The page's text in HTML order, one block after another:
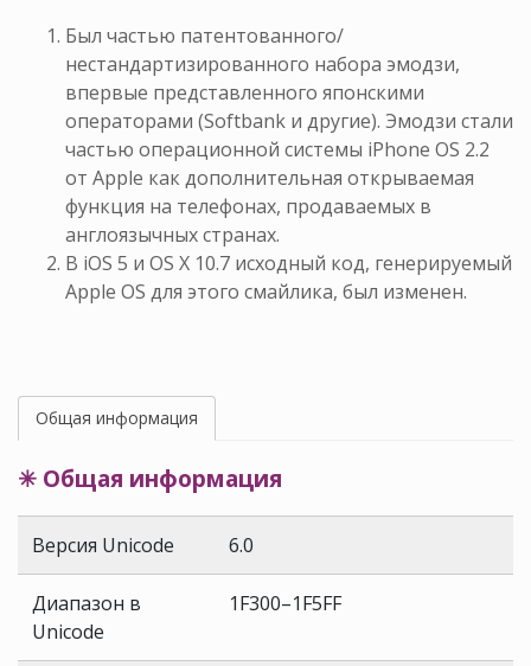
Был частью патентованного/
нестандартизированного набора эмодзи,
впервые представленного японскими
операторами (Softbank и другие). Эмодзи стали
частью операционной системы iPhone OS 2.2
от Apple как дополнительная открываемая
функция на телефонах, продаваемых в
англоязычных странах.
В iOS 5 и OS X 10.7 исходный код, генерируемый
Apple OS для этого смайлика, был изменен.
Общая информация
✳ Общая информация
Версия Unicode 6.0
Диапазон в
Unicode
1F300–1F5FF